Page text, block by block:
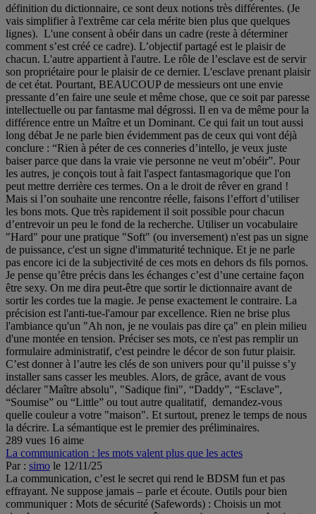
définition du dictionnaire, ce sont deux notions très différentes. (Je
vais simplifier à l'extrême car cela mérite bien plus que quelques
lignes). L'une consent à obéir dans un cadre (reste à déterminer
comment s’est créé ce cadre). L’objectif partagé est le plaisir de
chacun. L'autre appartient à l'autre. Le rôle de l’esclave est de servir
son propriétaire pour le plaisir de ce dernier. L'esclave prenant plaisir
de cet état. Pourtant, BEAUCOUP de messieurs ont une envie
pressante d’en faire une seule et même chose, que ce soit par paresse
intellectuelle ou par fantasme mal dégrossi. Il en va de même pour la
différence entre un Maître et un Dominant. Ce qui fait un tout aussi
long débat Je ne parle bien évidemment pas de ceux qui vont déjà
conclure : “Rien à péter de ces conneries d’intello, je veux juste
baiser parce que dans la vraie vie personne ne veut m’obéir”. Pour
les autres, je conçois tout à fait l'aspect fantasmagorique que l'on
peut mettre derrière ces termes. On a le droit de rêver en grand !
Mais si l’on souhaite une rencontre réelle, faisons l’effort d’utiliser
les bons mots. Que très rapidement il soit possible pour chacun
d’entrevoir un peu le fond de la recherche. Utiliser un vocabulaire
"Hard" pour une pratique "Soft" (ou inversement) n'est pas un signe
de puissance, c'est un signe d'immaturité technique. Et je ne parle
pas encore ici de la subjectivité de ces mots en dehors ds fils pornos.
Je pense qu’être précis dans les échanges c’est d’une certaine façon
être sexy. On me dira peut-être que sortir le dictionnaire avant de
sortir les cordes tue la magie. Je pense exactement le contraire. La
précision est l'anti-tue-l'amour par excellence. Rien ne brise plus
l'ambiance qu'un "Ah non, je ne voulais pas dire ça" en plein milieu
d'une montée en tension. Préciser ses mots, ce n'est pas remplir un
formulaire administratif, c'est peindre le décor de son futur plaisir.
C’est donner à l’autre les clés de son univers pour qu’il puisse s’y
installer sans casser les meubles. Alors, de grâce, avant de vous
déclarer "Maître absolu", "Sadique fini", “Daddy”, “Esclave”,
“Soumise” ou “Little” ou tout autre qualitatif, demandez-vous
quelle couleur a votre "maison". Et surtout, prenez le temps de nous
la décrire. La sémantique est le premier des préliminaires.
289 vues 16 aime
La communication : les mots valent plus que les actes
Par : simo le 12/11/25
La communication, c’est le secret qui rend le BDSM fun et pas
effrayant. Ne suppose jamais – parle et écoute. Outils pour bien
communiquer : Mots de sécurité (Safewords) : Choisis un mot